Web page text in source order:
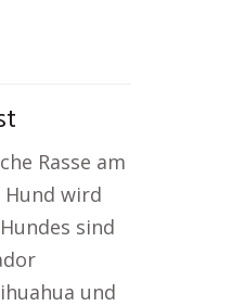
Rasse am
wird
sind
und